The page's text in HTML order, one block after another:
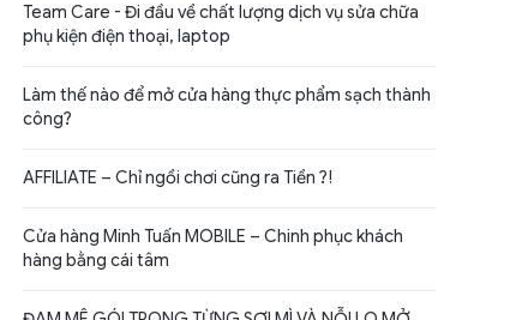
Team Care - Đi đầu về chất lượng dịch vụ sửa chữa
phụ kiện điện thoại, laptop
Làm thế nào để mở cửa hàng thực phẩm sạch thành
công?
AFFILIATE – Chỉ ngồi chơi cũng ra Tiền ?!
Cửa hàng Minh Tuấn MOBILE – Chinh phục khách
hàng bằng cái tâm